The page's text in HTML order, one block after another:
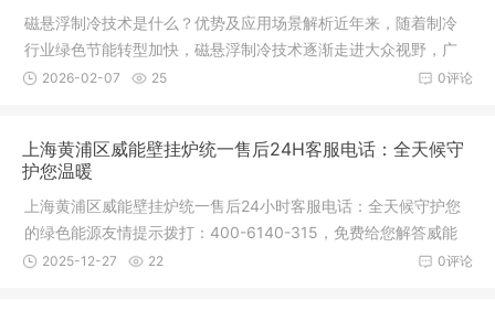
磁悬浮制冷技术是什么？优势及应用场景解析近年来，随着制冷
行业绿色节能转型加快，磁悬浮制冷技术逐渐走进大众视野，广
泛应用于
0评论
2026-02-07 25
上海黄浦区威能壁挂炉统一售后24H客服电话：全天候守
护您温暖
上海黄浦区威能壁挂炉统一售后24小时客服电话：全天候守护您
的绿色能源友情提示拨打：400-6140-315，免费给您解答威能
壁挂炉故障
0评论
2025-12-27 22